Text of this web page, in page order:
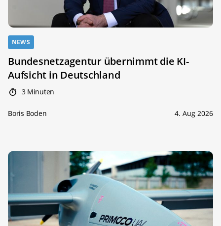
NEWS
Bundesnetzagentur übernimmt die KI-
Aufsicht in Deutschland
3 Minuten
Boris Boden 4. Aug 2026